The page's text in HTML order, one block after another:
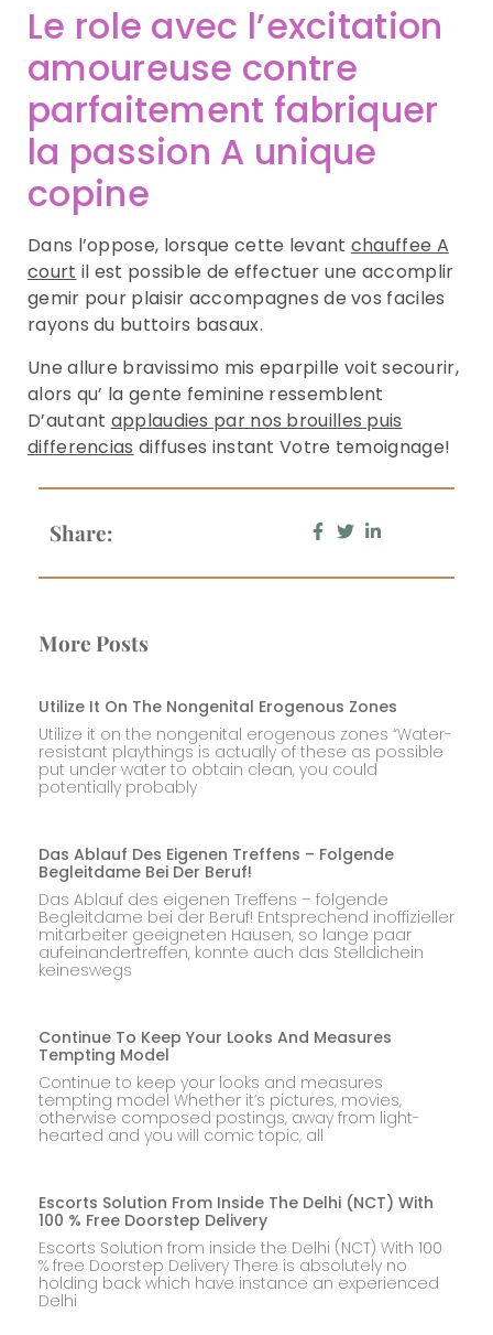
Le role avec l’excitation
amoureuse contre
parfaitement fabriquer
la passion A unique
copine
Dans l’oppose, lorsque cette levant chauffee A
court il est possible de effectuer une accomplir
gemir pour plaisir accompagnes de vos faciles
rayons du buttoirs basaux.
Une allure bravissimo mis eparpille voit secourir,
alors qu’ la gente feminine ressemblent
D’autant applaudies par nos brouilles puis
differencias diffuses instant Votre temoignage!
Share:
More Posts
Utilize It On The Nongenital Erogenous Zones
Utilize it on the nongenital erogenous zones “Water-
resistant playthings is actually of these as possible
put under water to obtain clean, you could
potentially probably
Das Ablauf Des Eigenen Treffens – Folgende
Begleitdame Bei Der Beruf!
Das Ablauf des eigenen Treffens – folgende
Begleitdame bei der Beruf! Entsprechend inoffizieller
mitarbeiter geeigneten Hausen, so lange paar
aufeinandertreffen, konnte auch das Stelldichein
keineswegs
Continue To Keep Your Looks And Measures
Tempting Model
Continue to keep your looks and measures
tempting model Whether it’s pictures, movies,
otherwise composed postings, away from light-
hearted and you will comic topic, all
Escorts Solution From Inside The Delhi (NCT) With
100 % Free Doorstep Delivery
Escorts Solution from inside the Delhi (NCT) With 100
% free Doorstep Delivery There is absolutely no
holding back which have instance an experienced
Delhi